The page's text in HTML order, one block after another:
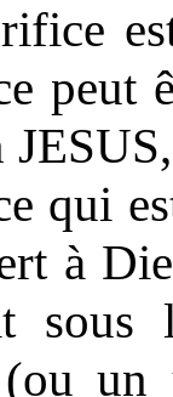
peut
qui
à
sous
un